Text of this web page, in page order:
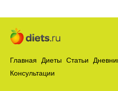
Главная Диеты Статьи
Консультации